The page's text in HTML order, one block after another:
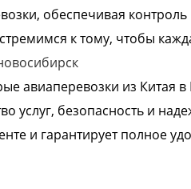
обеспечивая
к тому, чтобы
авиаперевозки из Китая
услуг, безопасность и
и гарантирует полное